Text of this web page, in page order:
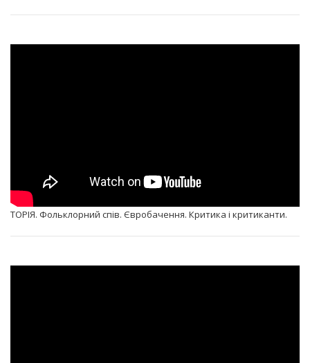
ТОРІЯ. Фольклорний спів. Євробачення. Критика і критиканти.